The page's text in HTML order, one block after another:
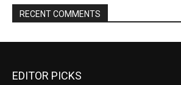
EDITOR PICKS